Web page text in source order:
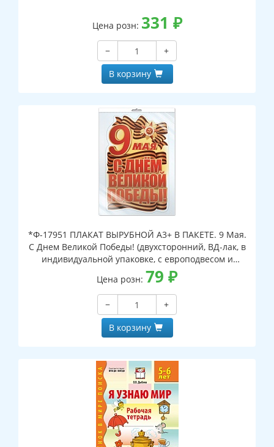
Цена розн: 331 ₽
−
+
В корзину
*Ф-17951 ПЛАКАТ ВЫРУБНОЙ А3+ В ПАКЕТЕ. 9 Мая.
С Днем Великой Победы! (двухсторонний, ВД-лак, в
индивидуальной упаковке, с европодвесом и
клеевым клапаном)
Цена розн: 79 ₽
−
+
В корзину